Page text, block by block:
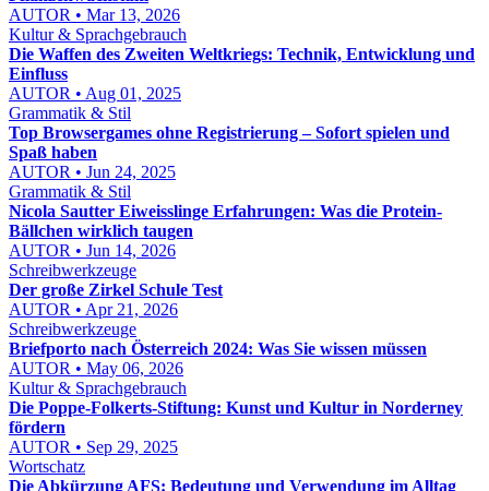
AUTOR • Mar 13, 2026
Kultur & Sprachgebrauch
Die Waffen des Zweiten Weltkriegs: Technik, Entwicklung und
Einfluss
AUTOR • Aug 01, 2025
Grammatik & Stil
Top Browsergames ohne Registrierung – Sofort spielen und
Spaß haben
AUTOR • Jun 24, 2025
Grammatik & Stil
Nicola Sautter Eiweisslinge Erfahrungen: Was die Protein-
Bällchen wirklich taugen
AUTOR • Jun 14, 2026
Schreibwerkzeuge
Der große Zirkel Schule Test
AUTOR • Apr 21, 2026
Schreibwerkzeuge
Briefporto nach Österreich 2024: Was Sie wissen müssen
AUTOR • May 06, 2026
Kultur & Sprachgebrauch
Die Poppe-Folkerts-Stiftung: Kunst und Kultur in Norderney
fördern
AUTOR • Sep 29, 2025
Wortschatz
Die Abkürzung AFS: Bedeutung und Verwendung im Alltag